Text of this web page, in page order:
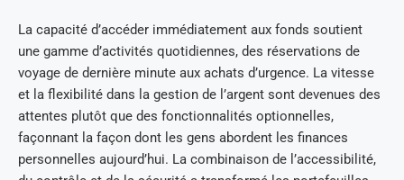
La capacité d’accéder immédiatement aux fonds soutient
une gamme d’activités quotidiennes, des réservations de
voyage de dernière minute aux achats d’urgence. La vitesse
et la flexibilité dans la gestion de l’argent sont devenues des
attentes plutôt que des fonctionnalités optionnelles,
façonnant la façon dont les gens abordent les finances
personnelles aujourd’hui. La combinaison de l’accessibilité,